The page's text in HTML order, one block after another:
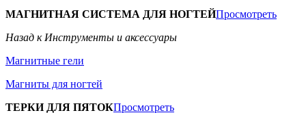
МАГНИТНАЯ СИСТЕМА ДЛЯ НОГТЕЙПросмотреть
Назад к Инструменты и аксессуары
Магнитные гели
Магниты для ногтей
ТЕРКИ ДЛЯ ПЯТОКПросмотреть